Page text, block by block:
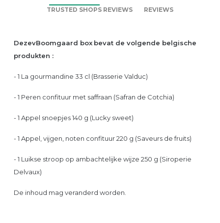
TRUSTED SHOPS REVIEWS
REVIEWS
DezevBoomgaard box bevat de volgende belgische
produkten :
- 1 La gourmandine 33 cl (Brasserie Valduc)
- 1 Peren confituur met saffraan (Safran de Cotchia)
- 1 Appel snoepjes 140 g (Lucky sweet)
- 1 Appel, vijgen, noten confituur 220 g (Saveurs de fruits)
- 1 Luikse stroop op ambachtelijke wijze 250 g (Siroperie
Delvaux)
De inhoud mag veranderd worden.